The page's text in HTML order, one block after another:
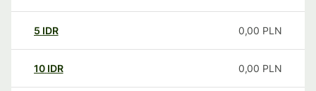
5 IDR 0,00 PLN
10 IDR 0,00 PLN